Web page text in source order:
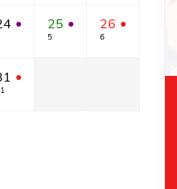
● 25 ●
5
26 ●
6
●